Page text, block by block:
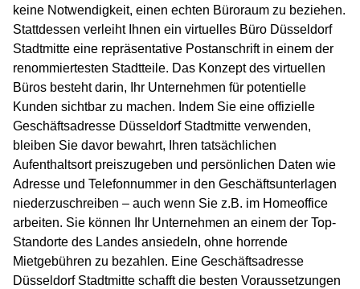
keine Notwendigkeit, einen echten Büroraum zu beziehen.
Stattdessen verleiht Ihnen ein virtuelles Büro Düsseldorf
Stadtmitte eine repräsentative Postanschrift in einem der
renommiertesten Stadtteile. Das Konzept des virtuellen
Büros besteht darin, Ihr Unternehmen für potentielle
Kunden sichtbar zu machen. Indem Sie eine offizielle
Geschäftsadresse Düsseldorf Stadtmitte verwenden,
bleiben Sie davor bewahrt, Ihren tatsächlichen
Aufenthaltsort preiszugeben und persönlichen Daten wie
Adresse und Telefonnummer in den Geschäftsunterlagen
niederzuschreiben – auch wenn Sie z.B. im Homeoffice
arbeiten. Sie können Ihr Unternehmen an einem der Top-
Standorte des Landes ansiedeln, ohne horrende
Mietgebühren zu bezahlen. Eine Geschäftsadresse
Düsseldorf Stadtmitte schafft die besten Voraussetzungen